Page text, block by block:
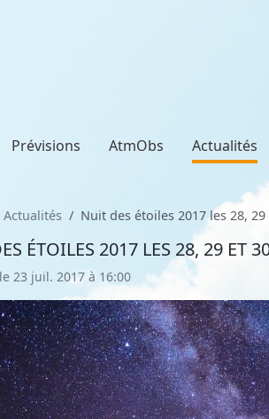
Prévisions AtmObs Actualités
Actualités Nuit des étoiles 2017 les 28,
ÉTOILES 2017 LES 28, 29 ET
23 juil. 2017 à 16:00